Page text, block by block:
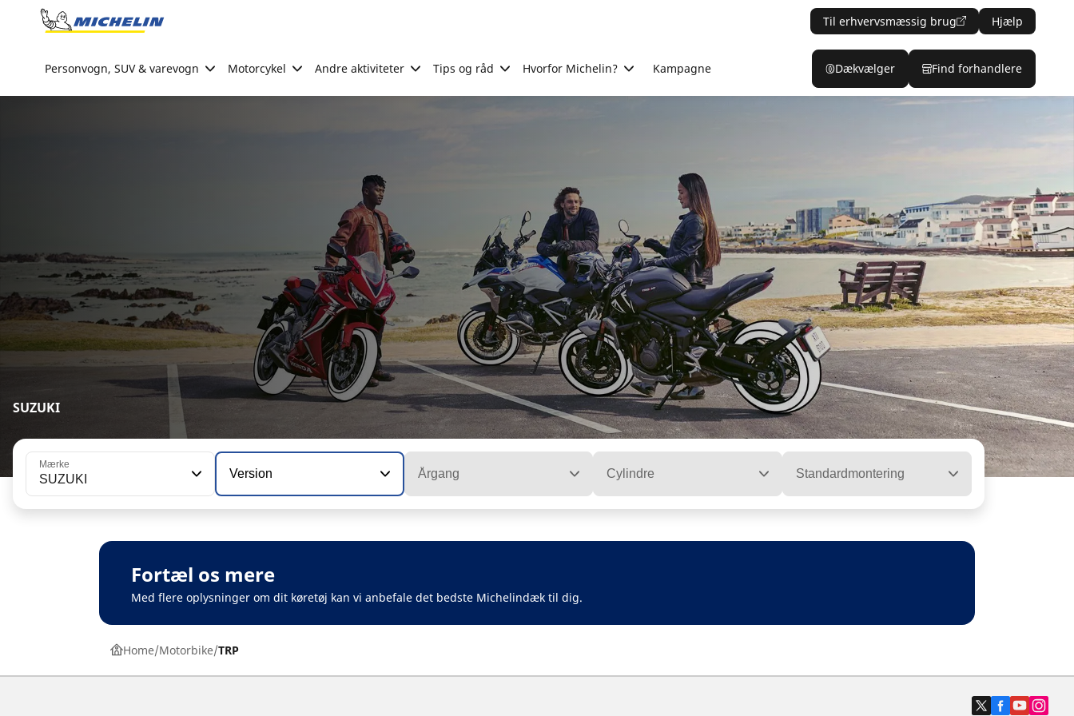
Go to page content
Til erhvervsmæssig brug Hjælp
Personvogn, SUV & varevogn Motorcykel Andre aktiviteter Tips og råd Hvorfor Michelin? Kampagne Dækvælger Find forhandlere
SUZUKI
Mærke
SUZUKI Version Årgang Cylindre Standardmontering
Fortæl os mere
Med flere oplysninger om dit køretøj kan vi anbefale det bedste Michelindæk til dig.
Home Motorbike TRP